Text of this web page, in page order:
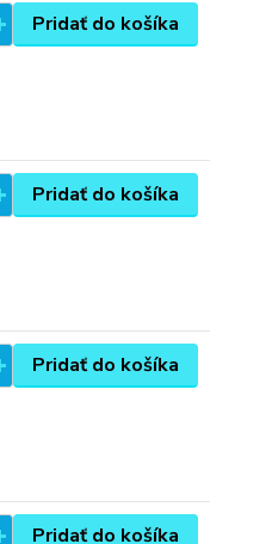
Pridať do košíka
Pridať do košíka
Pridať do košíka
Pridať do košíka